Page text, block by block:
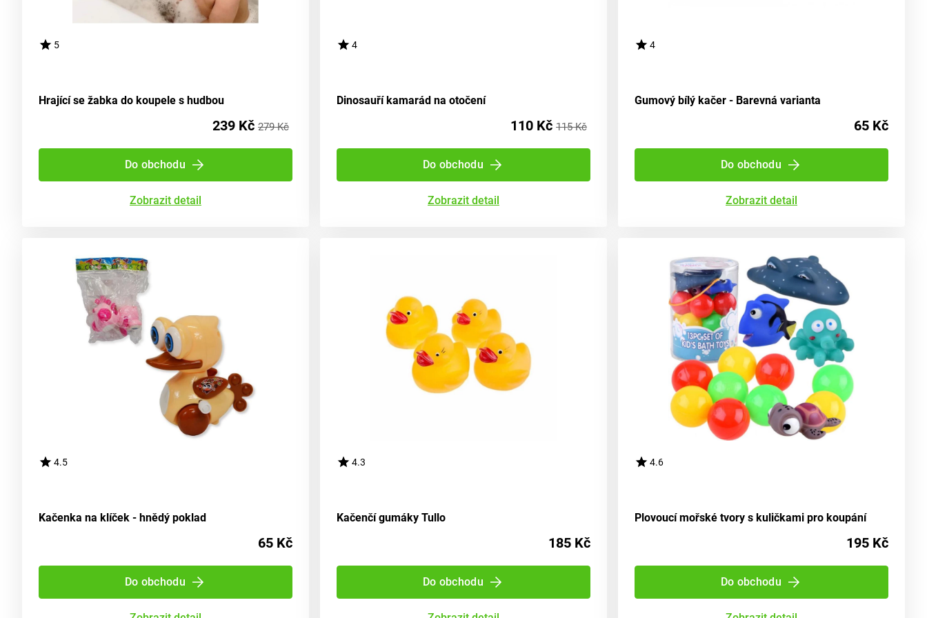
5
Hrající se žabka do koupele s hudbou
239 Kč 279 Kč
Do obchodu
Zobrazit detail
4
Dinosauří kamarád na otočení
110 Kč 115 Kč
Do obchodu
Zobrazit detail
4
Gumový bílý kačer - Barevná varianta
65 Kč
Do obchodu
Zobrazit detail
4.5
Kačenka na klíček - hnědý poklad
65 Kč
Do obchodu
4.3
Kačenčí gumáky Tullo
185 Kč
Do obchodu
4.6
Plovoucí mořské tvory s kuličkami pro koupání
195 Kč
Do obchodu